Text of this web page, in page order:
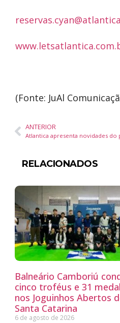
(Fonte: JuAl
ANTERIOR
Atlantica apresenta novidades
RELACIONADOS
Balneário Camboriú
cinco troféus e 31
nos Joguinhos Abertos
Santa Catarina
6 de agosto de 2026